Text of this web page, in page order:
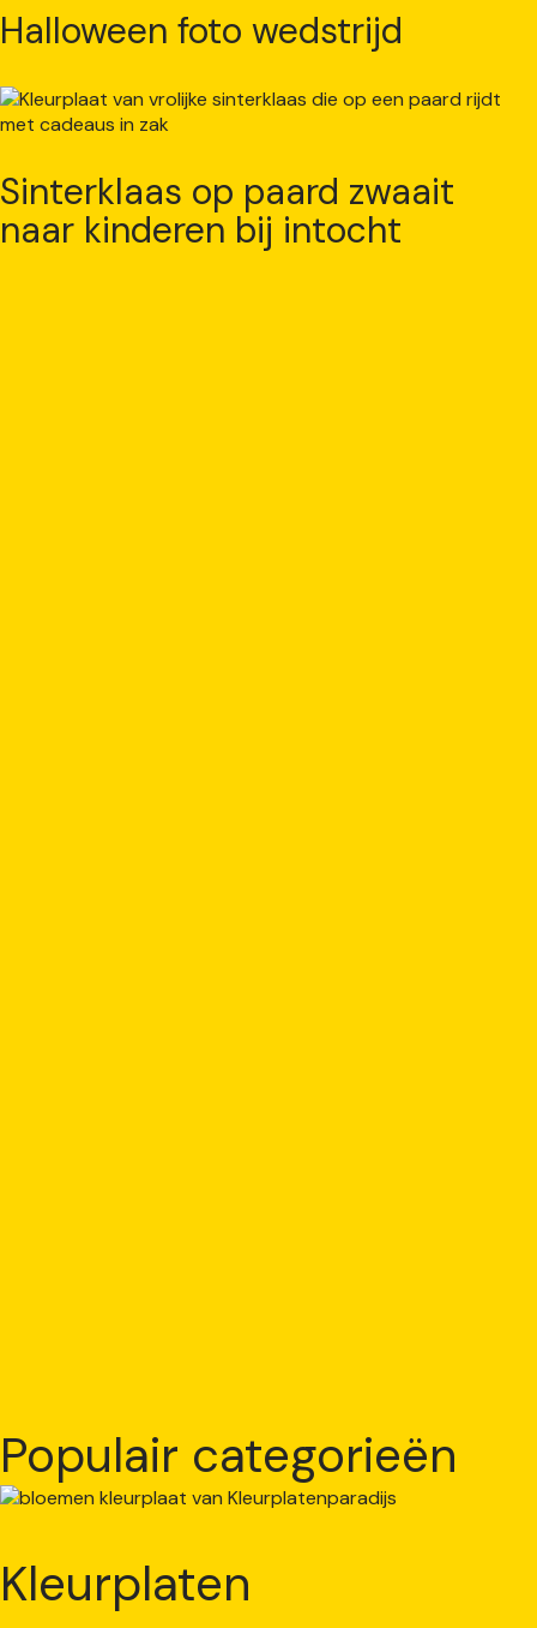
Halloween foto wedstrijd
Sinterklaas op paard zwaait
naar kinderen bij intocht
Populair categorieën
Kleurplaten